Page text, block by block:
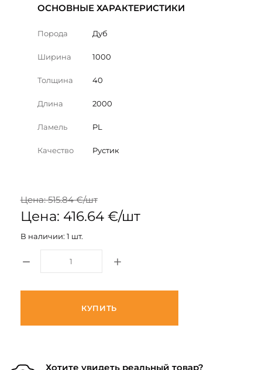
ОСНОВНЫЕ ХАРАКТЕРИСТИКИ
Порода Дуб
Ширина 1000
Толщина 40
Длина 2000
Ламель PL
Качество Рустик
Цена: 515.84 €/шт
Цена: 416.64 €/шт
В наличии: 1 шт.
КУПИТЬ
Хотите увидеть реальный товар?